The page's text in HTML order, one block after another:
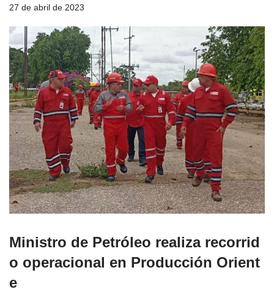
27 de abril de 2023
Ministro de Petróleo realiza recorrid
o operacional en Producción Orient
e